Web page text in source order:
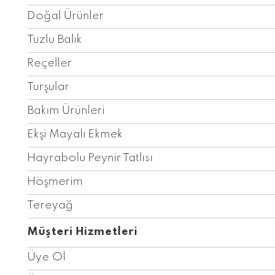
Doğal Ürünler
Tuzlu Balık
Reçeller
Turşular
Bakım Ürünleri
Ekşi Mayalı Ekmek
Hayrabolu Peynir Tatlısı
Höşmerim
Tereyağ
Müşteri Hizmetleri
Üye Ol